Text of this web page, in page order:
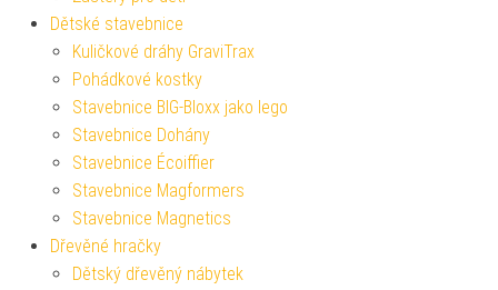
Dětské stavebnice
Kuličkové dráhy GraviTrax
Pohádkové kostky
Stavebnice BIG-Bloxx jako lego
Stavebnice Dohány
Stavebnice Écoiffier
Stavebnice Magformers
Stavebnice Magnetics
Dřevěné hračky
Dětský dřevěný nábytek